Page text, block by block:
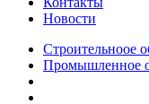
Новости
Строительноое
Промышленное